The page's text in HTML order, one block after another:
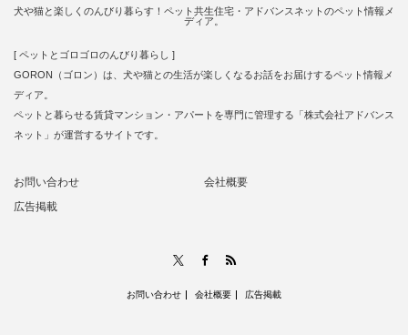
犬や猫と楽しくのんびり暮らす！ペット共生住宅・アドバンスネットのペット情報メ
ディア。
[ ペットとゴロゴロのんびり暮らし ]
GORON（ゴロン）は、犬や猫との生活が楽しくなるお話をお届けするペット情報メ
ディア。
ペットと暮らせる賃貸マンション・アパートを専門に管理する「株式会社アドバンス
ネット」が運営するサイトです。
お問い合わせ
会社概要
広告掲載
Facebook
お問い合わせ 会社概要 広告掲載